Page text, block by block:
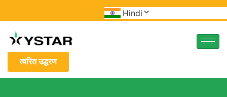
Hindi
त्वरित उद्धरण